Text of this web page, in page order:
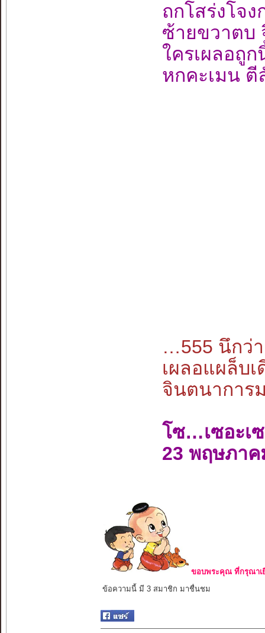
ถกโสร่งโจง
ซ้ายขวาตบ
ใครเผลอถู
หกคะเมน ตี
…555 นึกว่
เผลอแผล็บเ
จินตนาการ
โซ…เซอะเ
23 พฤษภาค
ขอบพระคุณ ที่กรุณาเ
ข้อความนี้ มี 3 สมาชิก มาชื่นชม